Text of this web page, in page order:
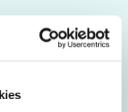
TM70.2 &